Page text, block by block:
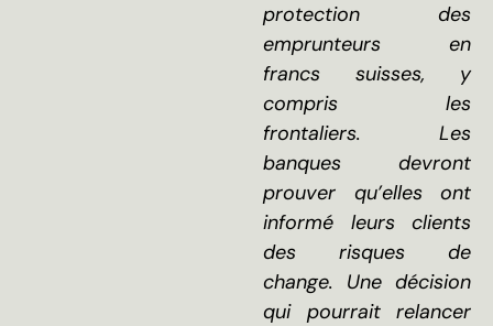
protection des
emprunteurs en
francs suisses, y
compris les
frontaliers. Les
banques devront
prouver qu’elles ont
informé leurs clients
des risques de
change. Une décision
qui pourrait relancer